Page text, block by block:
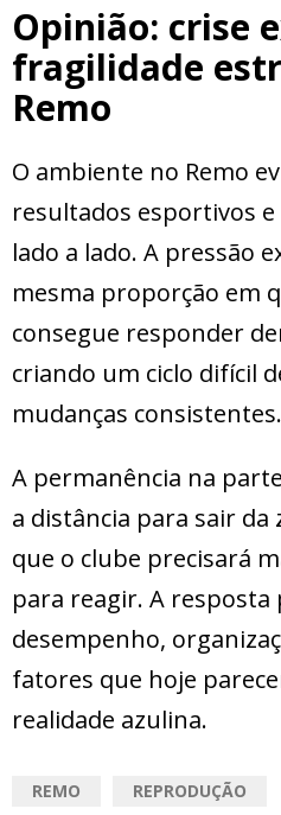
Opinião: crise
fragilidade
Remo
O ambiente no Remo
resultados esportivos
lado a lado. A pressão
mesma proporção em
consegue responder
criando um ciclo difícil
mudanças consistentes.
A permanência na
a distância para sair da
que o clube precisará
para reagir. A resposta
desempenho,
fatores que hoje
realidade azulina.
REMO REPRODUÇÃO